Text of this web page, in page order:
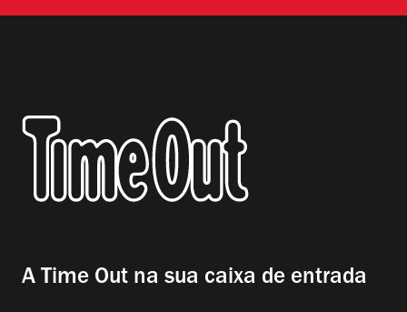
A Time Out na sua caixa de entrada